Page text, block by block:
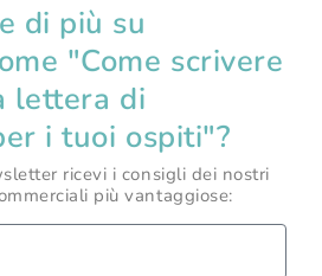
di più su
"Come scrivere
lettera di
i tuoi ospiti"?
ricevi i consigli dei nostri
più vantaggiose: